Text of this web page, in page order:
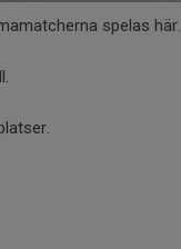
spelas här.